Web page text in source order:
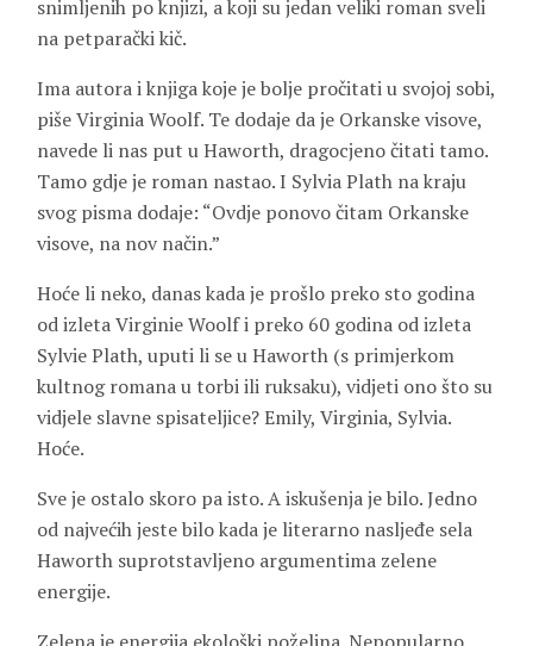
snimljenih po knjizi, a koji su jedan veliki roman sveli
na petparački kič.
Ima autora i knjiga koje je bolje pročitati u svojoj sobi,
piše Virginia Woolf. Te dodaje da je Orkanske visove,
navede li nas put u Haworth, dragocjeno čitati tamo.
Tamo gdje je roman nastao. I Sylvia Plath na kraju
svog pisma dodaje: “Ovdje ponovo čitam Orkanske
visove, na nov način.”
Hoće li neko, danas kada je prošlo preko sto godina
od izleta Virginie Woolf i preko 60 godina od izleta
Sylvie Plath, uputi li se u Haworth (s primjerkom
kultnog romana u torbi ili ruksaku), vidjeti ono što su
vidjele slavne spisateljice? Emily, Virginia, Sylvia.
Hoće.
Sve je ostalo skoro pa isto. A iskušenja je bilo. Jedno
od najvećih jeste bilo kada je literarno nasljeđe sela
Haworth suprotstavljeno argumentima zelene
energije.